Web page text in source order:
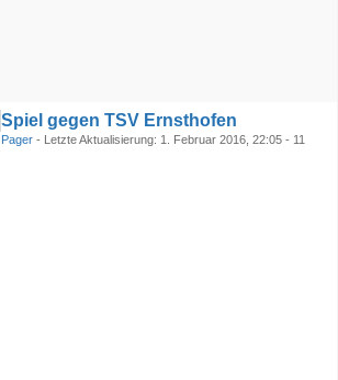
Spiel gegen TSV Ernsthofen
Pager - Letzte Aktualisierung: 1. Februar 2016, 22:05 - 11